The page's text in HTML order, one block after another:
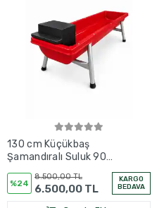
130 cm Küçükbaş
Şamandıralı Suluk 90
%24
8.500,00 TL
6.500,00 TL
KARGO
BEDAVA